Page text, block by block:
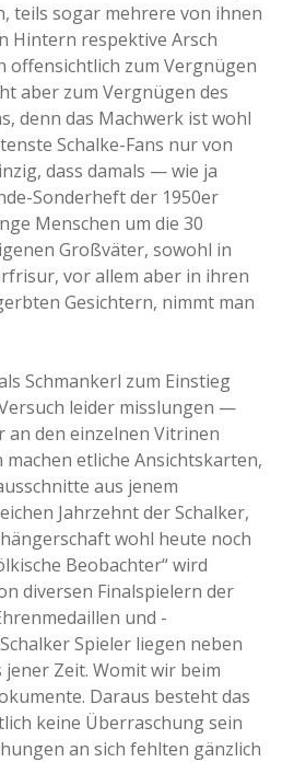
teils sogar mehrere von ihnen
Hintern respektive Arsch
offensichtlich zum Vergnügen
aber zum Vergnügen des
denn das Machwerk ist wohl
Schalke-Fans nur von
dass damals — wie ja
Sonderheft der 1950er
Menschen um die 30
Großväter, sowohl in
vor allem aber in ihren
Gesichtern, nimmt man
Schmankerl zum Einstieg
leider misslungen —
an den einzelnen Vitrinen
etliche Ansichtskarten,
aus jenem
Jahrzehnt der Schalker,
wohl heute noch
Beobachter“ wird
diversen Finalspielern der
und -
Spieler liegen neben
jener Zeit. Womit wir beim
Daraus besteht das
keine Überraschung sein
an sich fehlten gänzlich